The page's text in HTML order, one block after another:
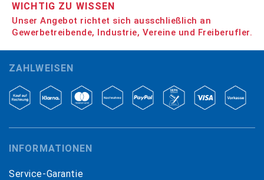
WICHTIG ZU WISSEN
Unser Angebot richtet sich ausschließlich an
Gewerbetreibende, Industrie, Vereine und Freiberufler.
ZAHLWEISEN
INFORMATIONEN
Service-Garantie